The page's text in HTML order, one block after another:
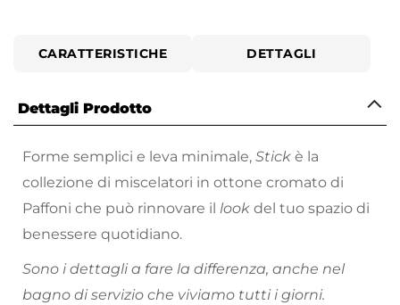
CARATTERISTICHE DETTAGLI
Dettagli Prodotto
Forme semplici e leva minimale, Stick è la
collezione di miscelatori in ottone cromato di
Paffoni che può rinnovare il look del tuo spazio di
benessere quotidiano.
Sono i dettagli a fare la differenza, anche nel
bagno di servizio che viviamo tutti i giorni.